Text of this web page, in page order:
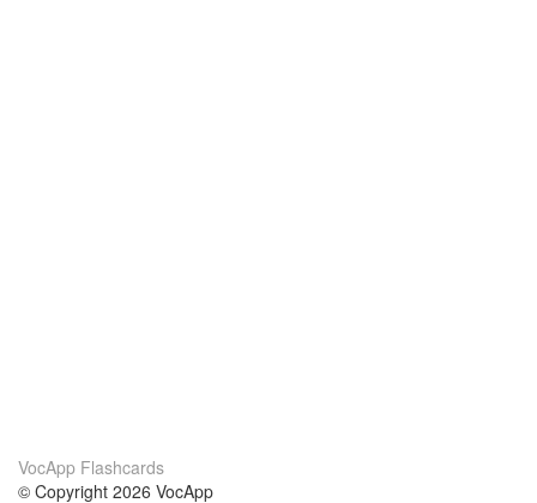
VocApp Flashcards
© Copyright 2026 VocApp